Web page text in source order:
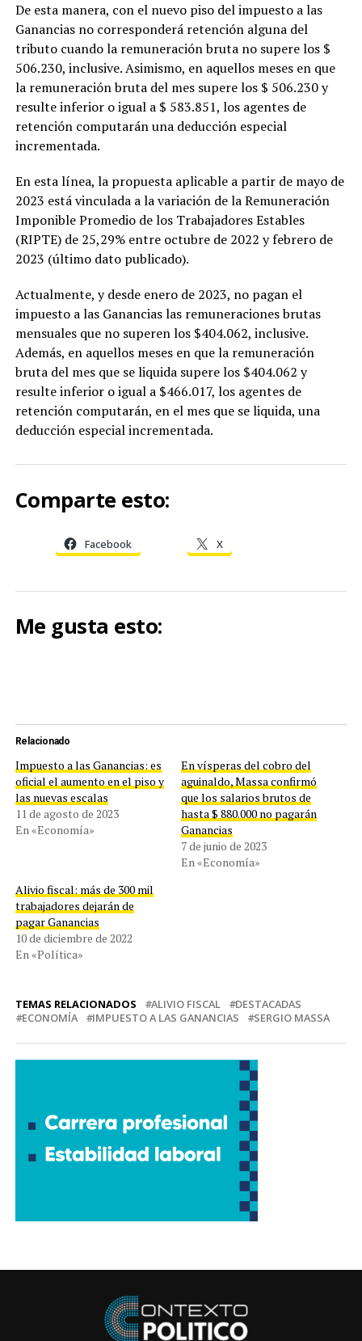
De esta manera, con el nuevo piso del impuesto a las
Ganancias no corresponderá retención alguna del
tributo cuando la remuneración bruta no supere los $
506.230, inclusive. Asimismo, en aquellos meses en que
la remuneración bruta del mes supere los $ 506.230 y
resulte inferior o igual a $ 583.851, los agentes de
retención computarán una deducción especial
incrementada.
En esta línea, la propuesta aplicable a partir de mayo de
2023 está vinculada a la variación de la Remuneración
Imponible Promedio de los Trabajadores Estables
(RIPTE) de 25,29% entre octubre de 2022 y febrero de
2023 (último dato publicado).
Actualmente, y desde enero de 2023, no pagan el
impuesto a las Ganancias las remuneraciones brutas
mensuales que no superen los $404.062, inclusive.
Además, en aquellos meses en que la remuneración
bruta del mes que se liquida supere los $404.062 y
resulte inferior o igual a $466.017, los agentes de
retención computarán, en el mes que se liquida, una
deducción especial incrementada.
Comparte esto:
Facebook X
Me gusta esto:
Relacionado
Impuesto a las Ganancias: es
oficial el aumento en el piso y
las nuevas escalas
11 de agosto de 2023
En «Economía»
En vísperas del cobro del
aguinaldo, Massa confirmó
que los salarios brutos de
hasta $ 880.000 no pagarán
Ganancias
7 de junio de 2023
En «Economía»
Alivio fiscal: más de 300 mil
trabajadores dejarán de
pagar Ganancias
10 de diciembre de 2022
En «Política»
TEMAS RELACIONADOS ALIVIO FISCAL
DESTACADAS
ECONOMÍA
IMPUESTO A LAS GANANCIAS SERGIO MASSA